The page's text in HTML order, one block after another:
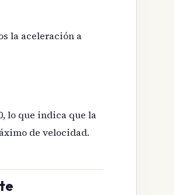
la aceleración a
lo que indica que la
de velocidad.